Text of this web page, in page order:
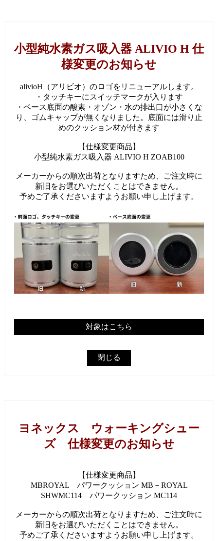
小型純水素ガス吸入器 ALIVIO H 仕
様変更のお知らせ
alivioH（アリビオ）のロゴをリニューアルします。
・タッチキーにスイッチマークが入ります
・ベース底面の酸素・オゾン・水の排出口が小さくな
り、ゴムキャップが無くなりました。底面には滑り止
めのクッション材が付きます
【仕様変更商品】
小型純水素ガス吸入器 ALIVIO H ZOAB100
メーカーからの順次出荷となりますため、ご注文時に
新旧をお選びいただくことはできません。
予めご了承くださいますようお願い申し上げます。
対象はこちら
閉じる
ヨネックス ウォーキングシュー
ズ 仕様変更のお知らせ
【仕様変更商品】
MBROYAL パワークッション MB－ROYAL
SHWMC114 パワークッション MC114
メーカーからの順次出荷となりますため、ご注文時に
新旧をお選びいただくことはできません。
予めご了承くださいますようお願い申し上げます。